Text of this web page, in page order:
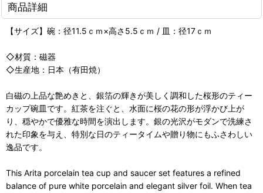
商品詳細
【サイズ】碗：径11.5ｃｍ×高さ5.5ｃｍ / 皿：径17ｃｍ
◇材質：磁器
◇生産地：日本（有田焼）
白磁の上品な艶めきと、銀箔の輝きが美しく調和した桜形のティー
カップ碗皿です。紅茶を注ぐと、水面に桜の花の形が浮かび上が
り、穏やかで優雅な時間を演出します。銀の光沢がモダンで洗練さ
れた印象を与え、特別な日のティータイムや贈り物にもふさわしい
逸品です。
This Arita porcelain tea cup and saucer set features a refined
balance of pure white porcelain and elegant silver foil. When tea